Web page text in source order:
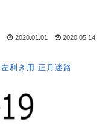
2020.01.01 2020.05.14
左利き用 正月迷路